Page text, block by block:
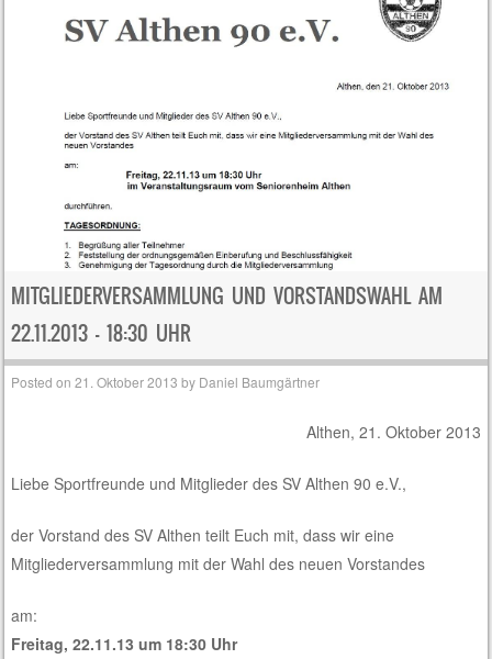
MITGLIEDERVERSAMMLUNG UND VORSTANDSWAHL AM
22.11.2013 – 18:30 UHR
Posted on21. Oktober 2013 by Daniel Baumgärtner
Althen, 21. Oktober 2013
Liebe Sportfreunde und Mitglieder des SV Althen 90 e.V.,
der Vorstand des SV Althen teilt Euch mit, dass wir eine
Mitgliederversammlung mit der Wahl des neuen Vorstandes
am:
Freitag, 22.11.13 um 18:30 Uhr